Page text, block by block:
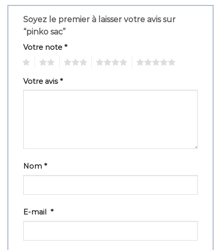
Soyez le premier à laisser votre avis sur
“pinko sac”
Votre note *
Votre avis*
Nom *
E-mail *